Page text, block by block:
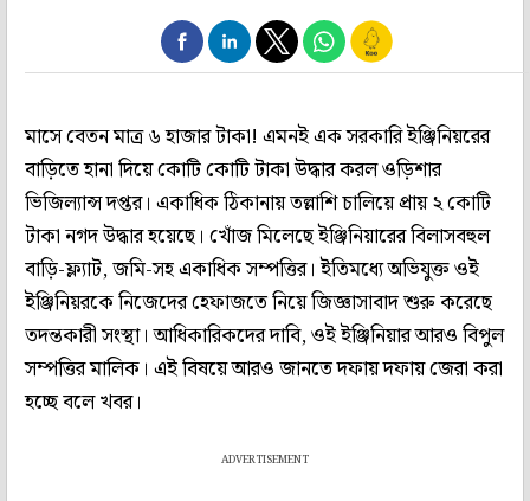
মাসে বেতন মাত্র ৬ হাজার টাকা! এমনই এক সরকারি ইঞ্জিনিয়রের
বাড়িতে হানা দিয়ে কোটি কোটি টাকা উদ্ধার করল ওড়িশার
ভিজিল্যান্স দপ্তর। একাধিক ঠিকানায় তল্লাশি চালিয়ে প্রায় ২ কোটি
টাকা নগদ উদ্ধার হয়েছে। খোঁজ মিলেছে ইঞ্জিনিয়ারের বিলাসবহুল
বাড়ি-ফ্ল্যাট, জমি-সহ একাধিক সম্পত্তির। ইতিমধ্যে অভিযুক্ত ওই
ইঞ্জিনিয়রকে নিজেদের হেফাজতে নিয়ে জিজ্ঞাসাবাদ শুরু করেছে
তদন্তকারী সংস্থা। আধিকারিকদের দাবি, ওই ইঞ্জিনিয়ার আরও বিপুল
সম্পত্তির মালিক। এই বিষয়ে আরও জানতে দফায় দফায় জেরা করা
হচ্ছে বলে খবর।
ADVERTISEMENT